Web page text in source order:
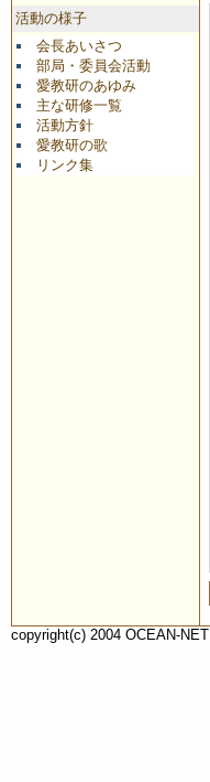
活動の様子
会長あいさつ
部局・委員会活動
愛教研のあゆみ
主な研修一覧
活動方針
愛教研の歌
リンク集
copyright(c) 2004 OCEAN-NET